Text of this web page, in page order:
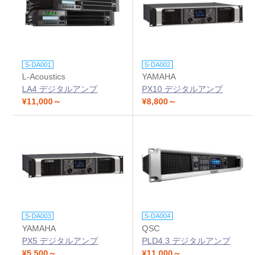
S-DA001
L-Acoustics
LA4 デジタルアンプ
¥11,000～
S-DA002
YAMAHA
PX10 デジタルアンプ
¥8,800～
S-DA003
YAMAHA
PX5 デジタルアンプ
¥5,500～
S-DA004
QSC
PLD4.3 デジタルアンプ
¥11,000～